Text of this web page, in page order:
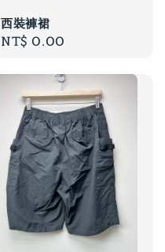
西裝褲裙
Regular
NT$ 0.00